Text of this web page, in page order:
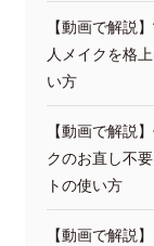
【動画で解説
人メイクを格
い方
【動画で解説
クのお直し不
トの使い方
【動画で解説